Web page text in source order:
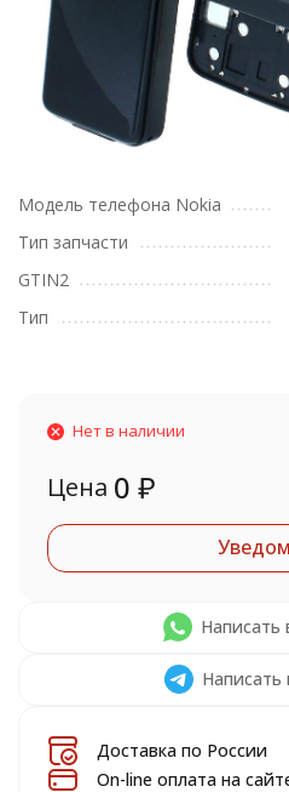
Модель телефона Nokia
Тип запчасти
GTIN2
Тип
Нет в наличии
Цена 0 ₽
Написать
Написать
Доставка по России
On-line оплата на